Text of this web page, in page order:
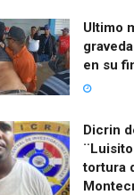
Ultimo
en su
Dicrin
tortura